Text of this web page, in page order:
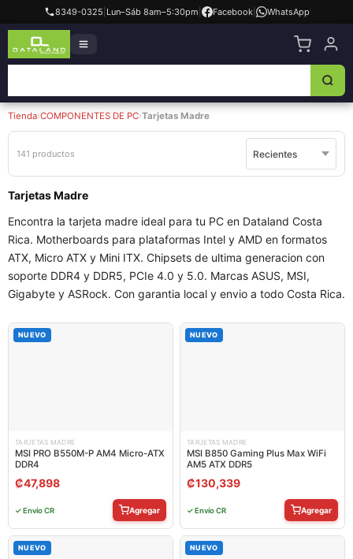
8349-0325 Lun–Sáb 8am–5:30pm Facebook| WhatsApp
Tienda›COMPONENTES DE PC›Tarjetas Madre
141 productos
Tarjetas Madre
Encontra la tarjeta madre ideal para tu PC en Dataland Costa
Rica. Motherboards para plataformas Intel y AMD en formatos
ATX, Micro ATX y Mini ITX. Chipsets de ultima generacion con
soporte DDR4 y DDR5, PCIe 4.0 y 5.0. Marcas ASUS, MSI,
Gigabyte y ASRock. Con garantia local y envio a todo Costa Rica.
NUEVO
TARJETAS MADRE
MSI PRO B550M-P AM4 Micro-ATX
DDR4
₡47,898
✓ Envío CR Agregar
NUEVO
TARJETAS MADRE
MSI B850 Gaming Plus Max WiFi
AM5 ATX DDR5
₡130,339
✓ Envío CR Agregar
NUEVO NUEVO